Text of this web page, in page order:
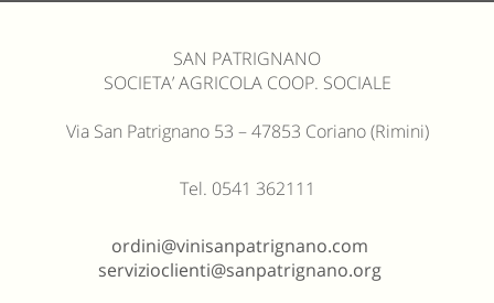
SAN PATRIGNANO
SOCIETA’ AGRICOLA COOP. SOCIALE
Via San Patrignano 53 – 47853 Coriano (Rimini)
Tel. 0541 362111
ordini@vinisanpatrignano.com
servizioclienti@sanpatrignano.org